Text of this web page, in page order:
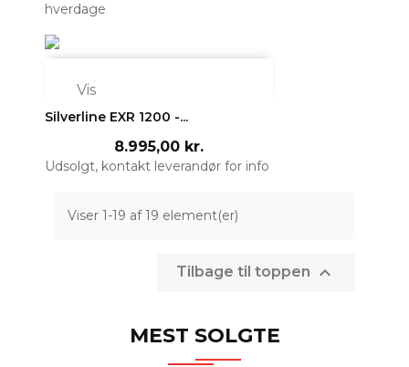
hverdage
Vis
Silverline EXR 1200 -...
8.995,00 kr.
Udsolgt, kontakt leverandør for info
Viser 1-19 af 19 element(er)
Tilbage til toppen 
MEST SOLGTE